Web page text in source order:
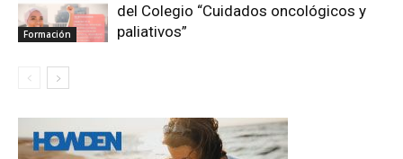
Formación
del Colegio “Cuidados oncológicos y
paliativos”